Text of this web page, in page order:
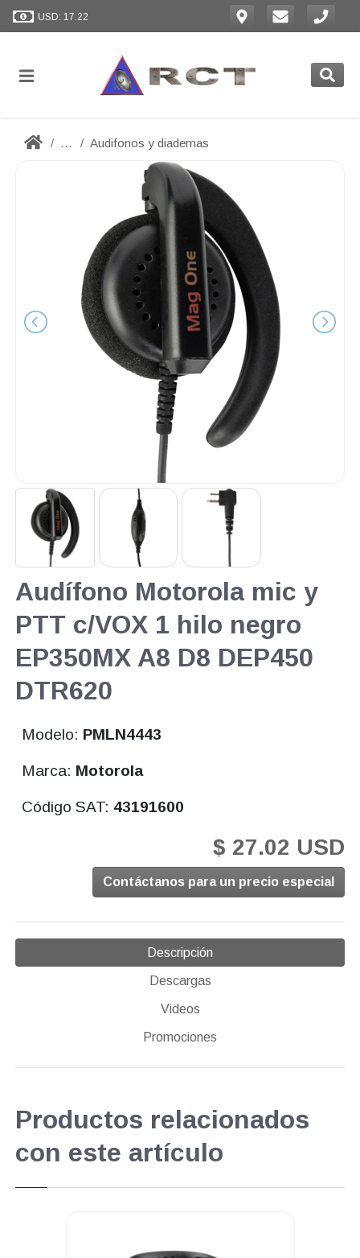
USD: 17.22
... Audifonos y diademas
Audífono Motorola mic y
PTT c/VOX 1 hilo negro
EP350MX A8 D8 DEP450
DTR620
Modelo: PMLN4443
Marca: Motorola
Código SAT: 43191600
$ 27.02 USD
Contáctanos para un precio especial
Descripción
Descargas
Videos
Promociones
Productos relacionados
con este artículo